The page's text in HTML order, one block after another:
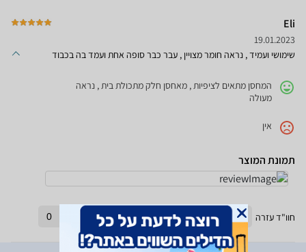
Eli
19.01.2023
שימושי ועמיד , נראה חומר מצויין , עבר כבר סופה אחת ועמד בה בכבוד
המחסן מתאים לציפיות , מאחסן חלק מתכולת בית , נראה
מעולה
אין
תמונת המוצר
חוו"ד עזרה 0 חוו"ד לא עזרה 0